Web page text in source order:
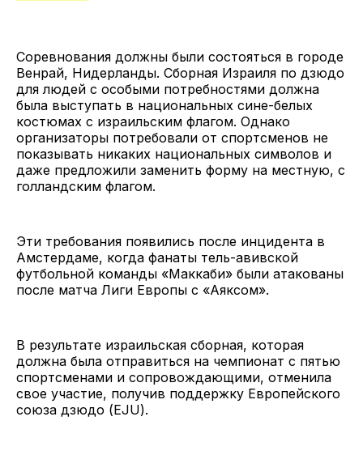
Соревнования должны были состояться в городе
Венрай, Нидерланды. Сборная Израиля по дзюдо
для людей с особыми потребностями должна
была выступать в национальных сине-белых
костюмах с израильским флагом. Однако
организаторы потребовали от спортсменов не
показывать никаких национальных символов и
даже предложили заменить форму на местную, с
голландским флагом.
Эти требования появились после инцидента в
Амстердаме, когда фанаты тель-авивской
футбольной команды «Маккаби» были атакованы
после матча Лиги Европы с «Аяксом».
В результате израильская сборная, которая
должна была отправиться на чемпионат с пятью
спортсменами и сопровождающими, отменила
свое участие, получив поддержку Европейского
союза дзюдо (EJU).